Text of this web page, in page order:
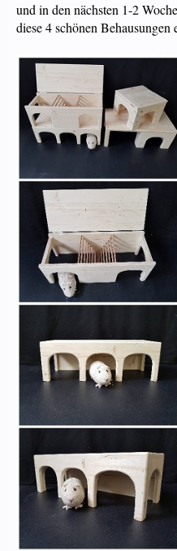
und in den nächsten 1-2
diese 4 schönen Behausungen